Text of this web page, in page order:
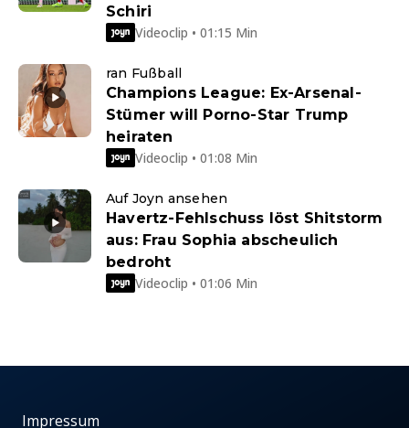
Schiri
Videoclip • 01:15 Min
ran Fußball
Champions League: Ex-Arsenal-
Stümer will Porno-Star Trump
heiraten
Videoclip • 01:08 Min
Auf Joyn ansehen
Havertz-Fehlschuss löst Shitstorm
aus: Frau Sophia abscheulich
bedroht
Videoclip • 01:06 Min
Impressum